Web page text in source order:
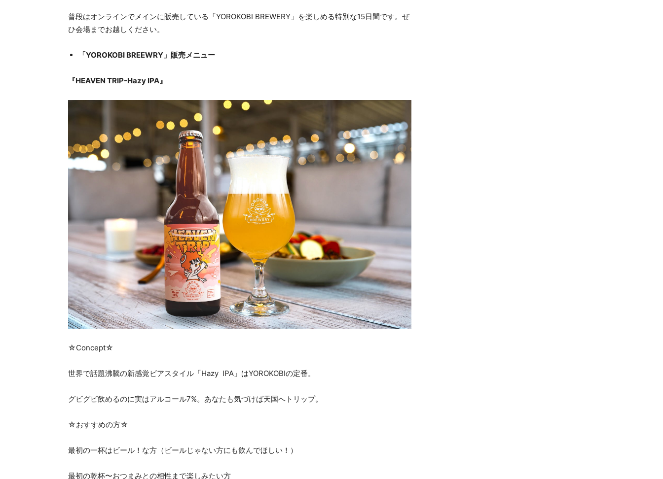
普段はオンラインでメインに販売している「YOROKOBI BREWERY」を楽しめる特別な15日間です。ぜ
ひ会場までお越しください。
「YOROKOBI BREEWRY」販売メニュー
『HEAVEN TRIP-Hazy IPA』
☆Concept☆
世界で話題沸騰の新感覚ビアスタイル「Hazy IPA」はYOROKOBIの定番。
グビグビ飲めるのに実はアルコール7%。あなたも気づけば天国へトリップ。
☆おすすめの方☆
最初の一杯はビール！な方（ビールじゃない方にも飲んでほしい！）
最初の乾杯〜おつまみとの相性まで楽しみたい方